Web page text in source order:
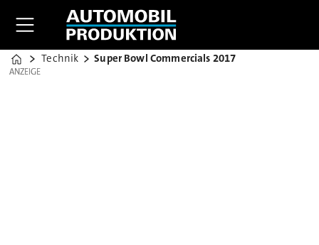
Home
Technik Super Bowl Commercials 2017
ANZEIGE
ANZEIGE